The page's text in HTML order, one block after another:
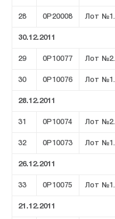
28 0P20008 Лот №1.
30.12.2011
29 0P10077 Лот №2.
30 0P10076 Лот №1.
28.12.2011
31 0P10074 Лот №2.
32 0P10073 Лот №1.
26.12.2011
33 0P10075 Лот №1.
21.12.2011